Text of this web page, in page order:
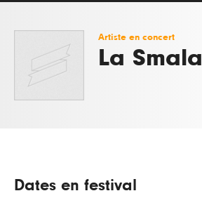
Artiste en concert
La Smala
Dates en festival